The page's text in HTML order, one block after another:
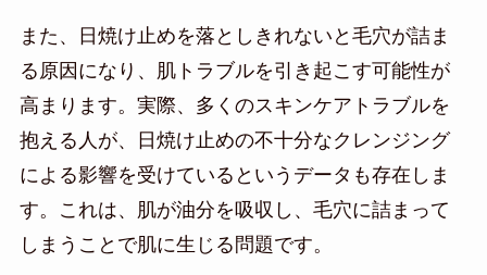
また、日焼け止めを落としきれないと毛穴が詰ま
る原因になり、肌トラブルを引き起こす可能性が
高まります。実際、多くのスキンケアトラブルを
抱える人が、日焼け止めの不十分なクレンジング
による影響を受けているというデータも存在しま
す。これは、肌が油分を吸収し、毛穴に詰まって
しまうことで肌に生じる問題です。